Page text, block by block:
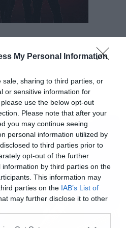
My Personal Information
sale, sharing to third parties, or
or sensitive information for
use the below opt-out
Please note that after your
you may continue seeing
personal information utilized by
to third parties prior to
opt-out of the further
by third parties on the
This information may
parties on the IAB’s List of
may further disclose it to other
συστάσεις τους με τη
έφεραν τα Blank
το υλικό του Super
τον πολύ Billy Anderson
Sleep, Om ) να έρθει
την παραγωγή
length των 1000mods.